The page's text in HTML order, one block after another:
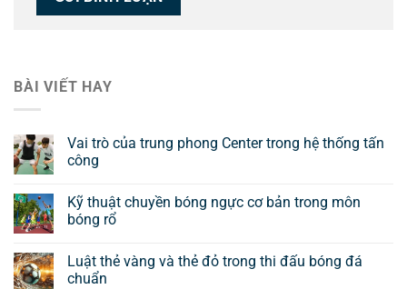
BÀI VIẾT HAY
Vai trò của trung phong Center trong hệ thống tấn
công
Kỹ thuật chuyền bóng ngực cơ bản trong môn
bóng rổ
Luật thẻ vàng và thẻ đỏ trong thi đấu bóng đá
chuẩn